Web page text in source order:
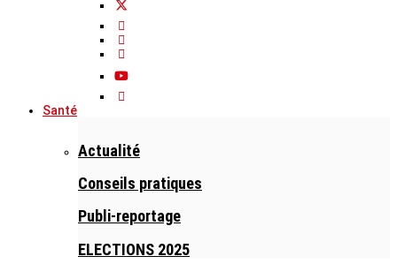
Santé
Actualité
Conseils pratiques
Publi-reportage
ELECTIONS 2025